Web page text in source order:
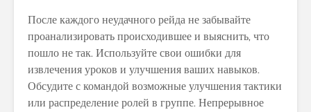
После каждого неудачного рейда не забывайте
проанализировать происходившее и выяснить, что
пошло не так. Используйте свои ошибки для
извлечения уроков и улучшения ваших навыков.
Обсудите с командой возможные улучшения тактики
или распределение ролей в группе. Непрерывное